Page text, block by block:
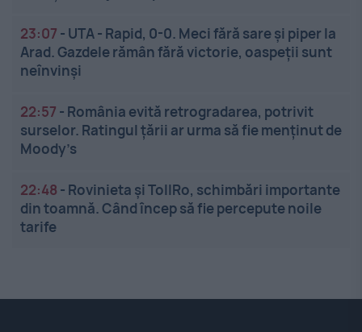
23:07 - UTA - Rapid, 0-0. Meci fără sare și piper la
Arad. Gazdele rămân fără victorie, oaspeții sunt
neînvinși
22:57 - România evită retrogradarea, potrivit
surselor. Ratingul țării ar urma să fie menținut de
Moody’s
22:48 - Rovinieta și TollRo, schimbări importante
din toamnă. Când încep să fie percepute noile
tarife